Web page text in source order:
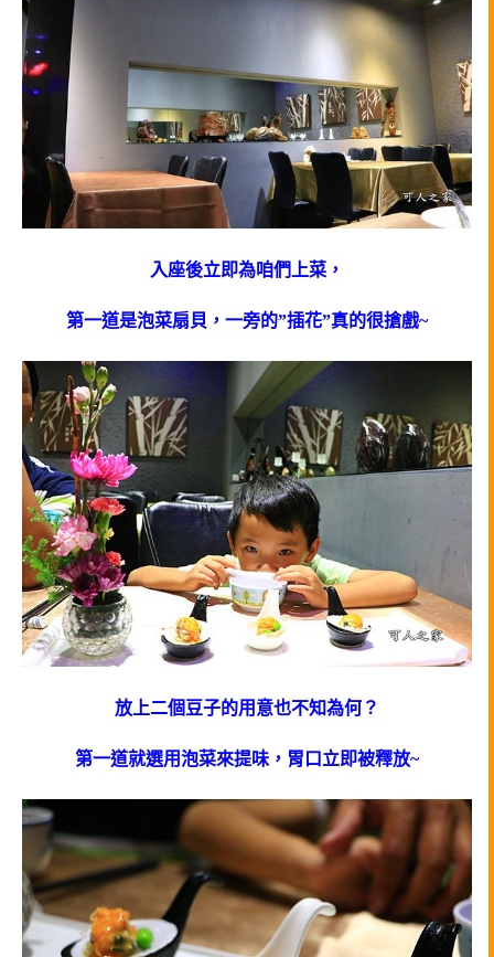
入座後立即為咱們上菜，
第一道是泡菜扇貝，一旁的”插花”真的很搶戲~
放上二個豆子的用意也不知為何？
第一道就選用泡菜來提味，胃口立即被釋放~